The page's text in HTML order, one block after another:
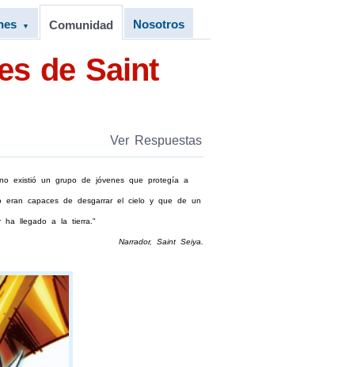
▼ Comunidad Nosotros
de Saint
Ver Respuestas
existió un grupo de jóvenes que protegía a
eran capaces de desgarrar el cielo y que de un
ha llegado a la tierra."
Narrador, Saint Seiya.